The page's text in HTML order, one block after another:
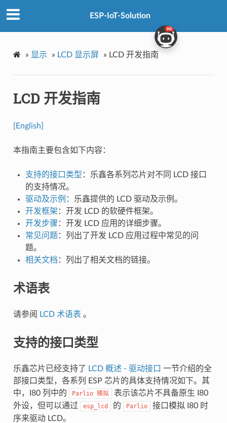
ESP-IoT-Solution
» 显示 » LCD 显示屏 » LCD 开发指南
LCD 开发指南
[English]
本指南主要包含如下内容：
支持的接口类型 ：乐鑫各系列芯片对不同 LCD 接口
的支持情况。
驱动及示例 ：乐鑫提供的 LCD 驱动及示例。
开发框架 ：开发 LCD 的软硬件框架。
开发步骤 ：开发 LCD 应用的详细步骤。
常见问题 ：列出了开发 LCD 应用过程中常见的问
题。
相关文档 ：列出了相关文档的链接。
术语表
请参阅 LCD 术语表 。
支持的接口类型
乐鑫芯⽚已经⽀持了 LCD 概述 - 驱动接口 一节介绍的全
部接⼝类型，各系列 ESP 芯⽚的具体⽀持情况如下。其
中，I80 列中的
Parlio 模拟
表示该芯片不具备原生 I80
外设，但可以通过
esp_lcd 的 Parlio
接口模拟 I80 时
序来驱动 LCD。